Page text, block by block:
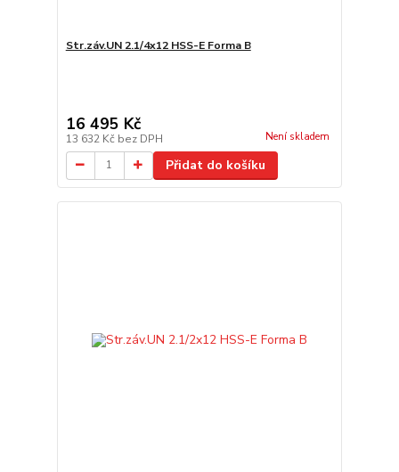
Str.záv.UN 2.1/4x12 HSS-E Forma B
16 495 Kč
13 632 Kč bez DPH Není skladem
Přidat do košíku